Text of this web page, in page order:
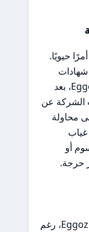
حيويًا.
شهادات
الفحص، متاحة بسهولة. في حالة Eggoz، بعد
الشركة عن
محاولة
غياب
أو
حرجة.
بناءً على ما تم ذكره، يبدو أن سلوك Eggoz، رغم